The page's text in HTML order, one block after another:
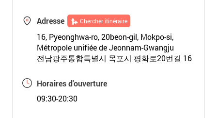
Adresse Chercher itinéraire
16, Pyeonghwa-ro, 20beon-gil, Mokpo-si,
Métropole unifiée de Jeonnam-Gwangju
전남광주통합특별시 목포시 평화로20번길 16
Horaires d'ouverture
09:30-20:30